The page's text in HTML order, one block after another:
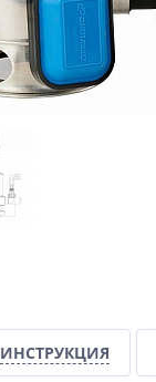
ИНСТРУКЦИЯ